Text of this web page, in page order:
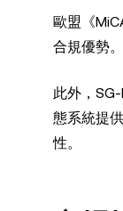
歐盟《
合規優勢
此外，
態系統提
性。